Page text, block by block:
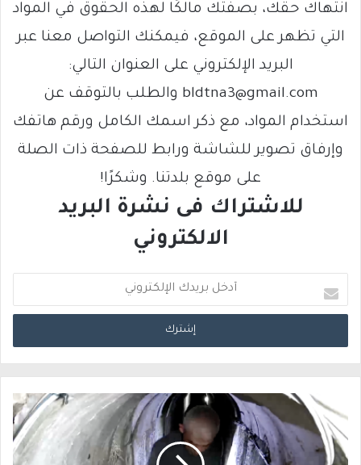
انتهاك حقك، بصفتك مالكًا لهذه الحقوق في المواد
التي تظهر على الموقع، فيمكنك التواصل معنا عبر
البريد الإلكتروني على العنوان التالي:
bldtna3@gmail.com والطلب بالتوقف عن
استخدام المواد، مع ذكر اسمك الكامل ورقم هاتفك
وإرفاق تصوير للشاشة ورابط للصفحة ذات الصلة
على موقع بلدتنا. وشكرًا!
للاشتراك فى نشرة البريد
الالكتروني
د
خ
ي